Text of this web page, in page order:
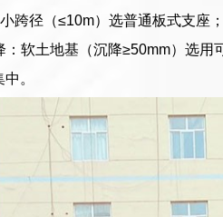
跨径（≤10m）选普通板式支座
软土地基（沉降≥50mm）选
。